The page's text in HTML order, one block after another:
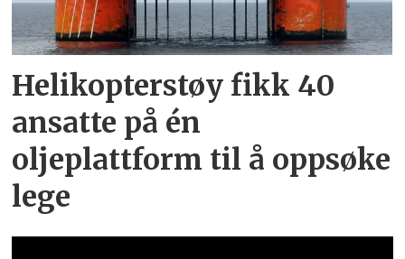
Helikopterstøy fikk 40
ansatte på én
oljeplattform til å oppsøke
lege